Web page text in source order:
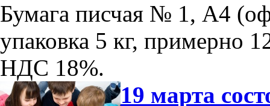
Бумага писчая № 1, А4
упаковка 5 кг, примерно
НДС 18%.
19 марта